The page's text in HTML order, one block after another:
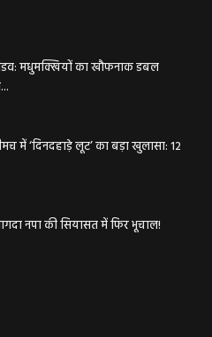
मधुमक्खियों का खौफनाक डबल
में ‘दिनदहाड़े लूट’ का बड़ा खुलासा: 12
नपा की सियासत में फिर भूचाल!